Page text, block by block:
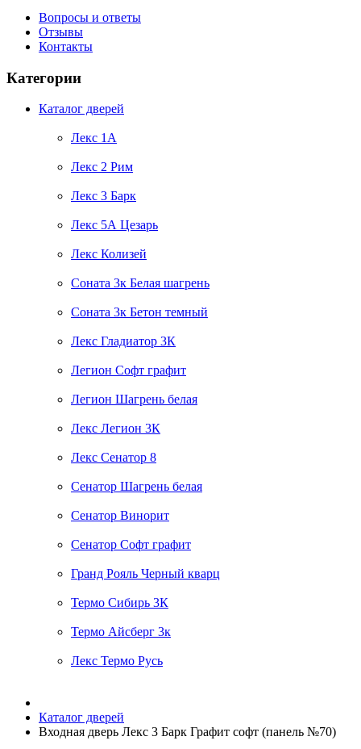
Вопросы и ответы
Отзывы
Контакты
Категории
Каталог дверей
Лекс 1А
Лекс 2 Рим
Лекс 3 Барк
Лекс 5А Цезарь
Лекс Колизей
Соната 3к Белая шагрень
Соната 3к Бетон темный
Лекс Гладиатор 3К
Легион Софт графит
Легион Шагрень белая
Лекс Легион 3К
Лекс Сенатор 8
Сенатор Шагрень белая
Сенатор Винорит
Сенатор Софт графит
Гранд Рояль Черный кварц
Термо Сибирь 3К
Термо Айсберг 3к
Лекс Термо Русь
Каталог дверей
Входная дверь Лекс 3 Барк Графит софт (панель №70)